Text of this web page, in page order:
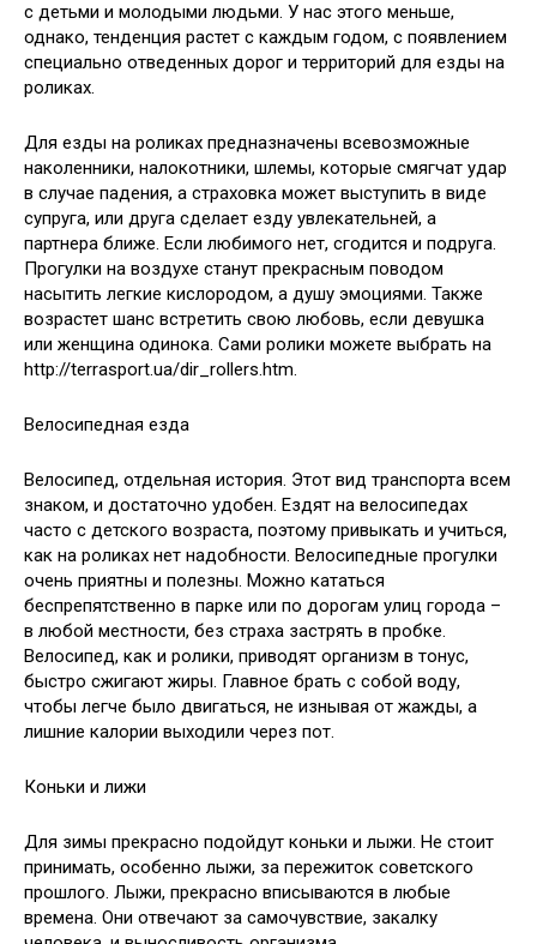
с детьми и молодыми людьми. У нас этого меньше,
однако, тенденция растет с каждым годом, с появлением
специально отведенных дорог и территорий для езды на
роликах.
Для езды на роликах предназначены всевозможные
наколенники, налокотники, шлемы, которые смягчат удар
в случае падения, а страховка может выступить в виде
супруга, или друга сделает езду увлекательней, а
партнера ближе. Если любимого нет, сгодится и подруга.
Прогулки на воздухе станут прекрасным поводом
насытить легкие кислородом, а душу эмоциями. Также
возрастет шанс встретить свою любовь, если девушка
или женщина одинока. Сами ролики можете выбрать на
http://terrasport.ua/dir_rollers.htm.
Велосипедная езда
Велосипед, отдельная история. Этот вид транспорта всем
знаком, и достаточно удобен. Ездят на велосипедах
часто с детского возраста, поэтому привыкать и учиться,
как на роликах нет надобности. Велосипедные прогулки
очень приятны и полезны. Можно кататься
беспрепятственно в парке или по дорогам улиц города –
в любой местности, без страха застрять в пробке.
Велосипед, как и ролики, приводят организм в тонус,
быстро сжигают жиры. Главное брать с собой воду,
чтобы легче было двигаться, не изнывая от жажды, а
лишние калории выходили через пот.
Коньки и лижи
Для зимы прекрасно подойдут коньки и лыжи. Не стоит
принимать, особенно лыжи, за пережиток советского
прошлого. Лыжи, прекрасно вписываются в любые
времена. Они отвечают за самочувствие, закалку